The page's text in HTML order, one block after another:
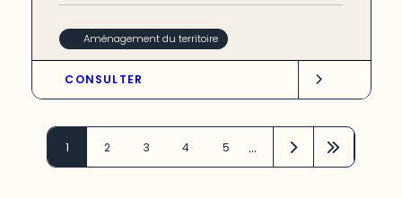
Aménagement du territoire
CONSULTER
1 2 3 4 5 …